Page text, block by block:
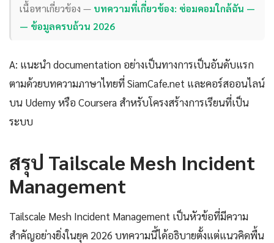
เนื้อหาเกี่ยวข้อง — บทความที่เกี่ยวข้อง: ซ่อมคอมใกล้ฉัน —
— ข้อมูลครบถ้วน 2026
A: แนะนำ documentation อย่างเป็นทางการเป็นอันดับแรก
ตามด้วยบทความภาษาไทยที่ SiamCafe.net และคอร์สออนไลน์
บน Udemy หรือ Coursera สำหรับโครงสร้างการเรียนที่เป็น
ระบบ
สรุป Tailscale Mesh Incident
Management
Tailscale Mesh Incident Management เป็นหัวข้อที่มีความ
สำคัญอย่างยิ่งในยุค 2026 บทความนี้ได้อธิบายตั้งแต่แนวคิดพื้น